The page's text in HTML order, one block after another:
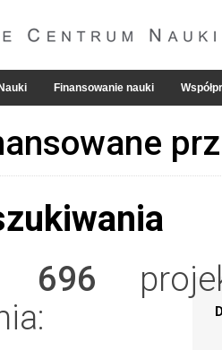
Finansowanie nauki
696